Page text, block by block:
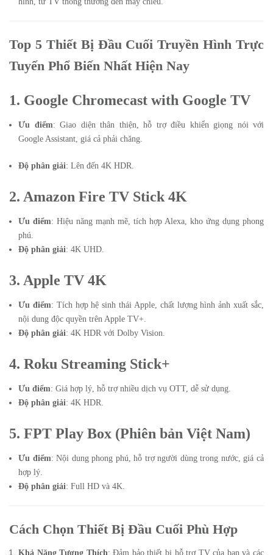
Top 5 Thiết Bị Đầu Cuối Truyền Hình Trực
Tuyến Phổ Biến Nhất Hiện Nay
1. Google Chromecast with Google TV
Ưu điểm: Giao diện thân thiện, hỗ trợ điều khiển giọng nói với
Google Assistant, giá cả phải chăng.
Độ phân giải: Lên đến 4K HDR.
2. Amazon Fire TV Stick 4K
Ưu điểm: Hiệu năng mạnh mẽ, tích hợp Alexa, kho ứng dụng phong
phú.
Độ phân giải: 4K UHD.
3. Apple TV 4K
Ưu điểm: Tích hợp hệ sinh thái Apple, chất lượng hình ảnh xuất sắc,
nội dung độc quyền trên Apple TV+.
Độ phân giải: 4K HDR với Dolby Vision.
4. Roku Streaming Stick+
Ưu điểm: Giá hợp lý, hỗ trợ nhiều dịch vụ OTT, dễ sử dụng.
Độ phân giải: 4K HDR.
5. FPT Play Box (Phiên bản Việt Nam)
Ưu điểm: Nội dung phong phú, hỗ trợ người dùng trong nước, giá cả
hợp lý.
Độ phân giải: Full HD và 4K.
Cách Chọn Thiết Bị Đầu Cuối Phù Hợp
Khả Năng Tương Thích: Đảm bảo thiết bị hỗ trợ TV của bạn và các